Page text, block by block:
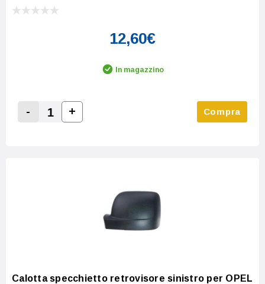
12,60€
In magazzino
Decrease Quantity:
-
Increase Quantity:
+ Compra
Calotta specchietto retrovisore sinistro per OPEL